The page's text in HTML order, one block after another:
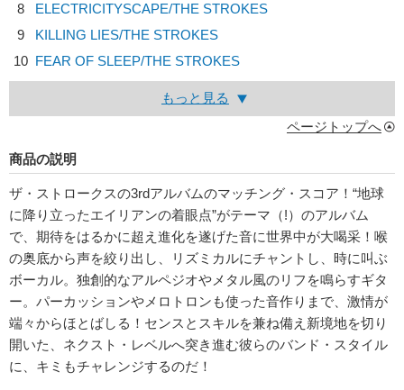
8
ELECTRICITYSCAPE/THE STROKES
9
KILLING LIES/THE STROKES
10 FEAR OF SLEEP/THE STROKES
もっと見る
ページトップへ
商品の説明
ザ・ストロークスの3rdアルバムのマッチング・スコア！“地球
に降り立ったエイリアンの着眼点”がテーマ（!）のアルバム
で、期待をはるかに超え進化を遂げた音に世界中が大喝采！喉
の奥底から声を絞り出し、リズミカルにチャントし、時に叫ぶ
ボーカル。独創的なアルペジオやメタル風のリフを鳴らすギタ
ー。パーカッションやメロトロンも使った音作りまで、激情が
端々からほとばしる！センスとスキルを兼ね備え新境地を切り
開いた、ネクスト・レベルへ突き進む彼らのバンド・スタイル
に、キミもチャレンジするのだ！